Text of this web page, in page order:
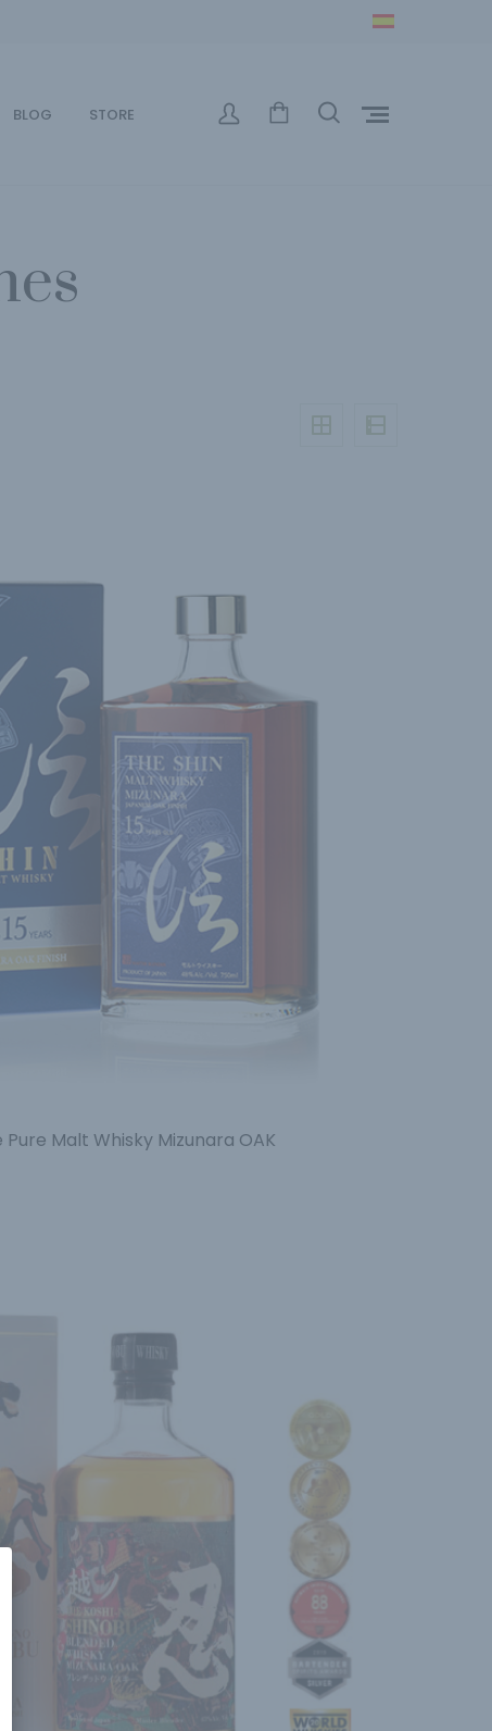
BLOG STORE
Pure Malt Whisky Mizunara OAK